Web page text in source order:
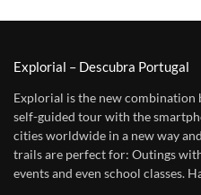
Explorial – Descubra Portugal
Explorial is the new combination
self-guided tour with the
cities worldwide in a new way
trails are perfect for: Outings
events and even school classes.